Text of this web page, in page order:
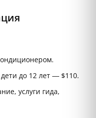
до 12 лет — $110.
услуги гида,